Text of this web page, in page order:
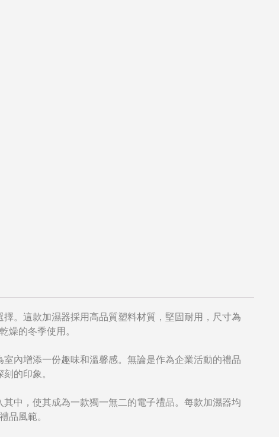
。這款加濕器採用高品質塑料材質，堅固耐用，尺寸為
燥的冬季使用。
內增添一份趣味和溫馨感。無論是作為企業活動的禮品
的印象。
中，使其成為一款獨一無二的電子禮品。每款加濕器均
品風範。